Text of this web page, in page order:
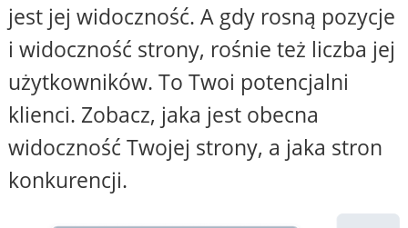
jest jej widoczność. A gdy rosną pozycje
i widoczność strony, rośnie też liczba jej
użytkowników. To Twoi potencjalni
klienci. Zobacz, jaka jest obecna
widoczność Twojej strony, a jaka stron
konkurencji.